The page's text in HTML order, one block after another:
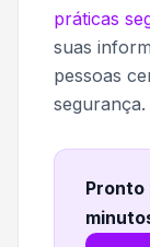
práticas
suas
pessoas
segurança.
Pronto